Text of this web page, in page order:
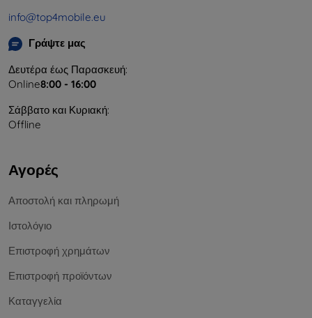
info@top4mobile.eu
Γράψτε μας
Δευτέρα έως Παρασκευή:
Online8:00 - 16:00
Σάββατο και Κυριακή:
Offline
Αγορές
Αποστολή και πληρωμή
Ιστολόγιο
Επιστροφή χρημάτων
Επιστροφή προϊόντων
Καταγγελία